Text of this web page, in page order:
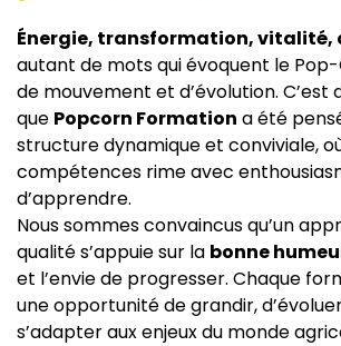
Énergie, transformation, vitalité,
autant de mots qui évoquent le
de mouvement et d’évolution. C’est
que Popcorn Formation a été
structure dynamique et conviviale,
compétences rime avec
d’apprendre.
Nous sommes convaincus qu’un
qualité s’appuie sur la bonne
et l’envie de progresser. Chaque
une opportunité de grandir,
s’adapter aux enjeux du monde